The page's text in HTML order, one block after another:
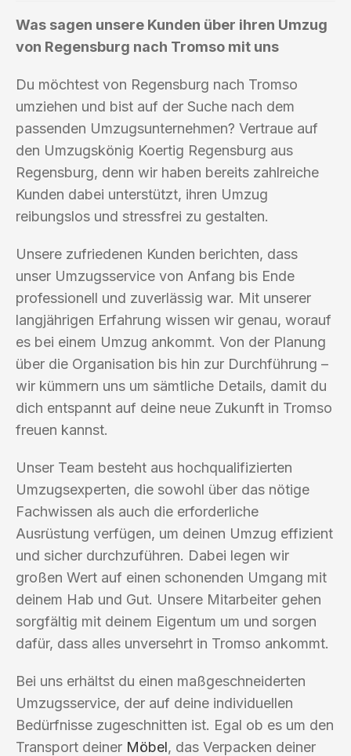
Was sagen unsere Kunden über ihren Umzug
von Regensburg nach Tromso mit uns
Du möchtest von Regensburg nach Tromso
umziehen und bist auf der Suche nach dem
passenden Umzugsunternehmen? Vertraue auf
den Umzugskönig Koertig Regensburg aus
Regensburg, denn wir haben bereits zahlreiche
Kunden dabei unterstützt, ihren Umzug
reibungslos und stressfrei zu gestalten.
Unsere zufriedenen Kunden berichten, dass
unser Umzugsservice von Anfang bis Ende
professionell und zuverlässig war. Mit unserer
langjährigen Erfahrung wissen wir genau, worauf
es bei einem Umzug ankommt. Von der Planung
über die Organisation bis hin zur Durchführung –
wir kümmern uns um sämtliche Details, damit du
dich entspannt auf deine neue Zukunft in Tromso
freuen kannst.
Unser Team besteht aus hochqualifizierten
Umzugsexperten, die sowohl über das nötige
Fachwissen als auch die erforderliche
Ausrüstung verfügen, um deinen Umzug effizient
und sicher durchzuführen. Dabei legen wir
großen Wert auf einen schonenden Umgang mit
deinem Hab und Gut. Unsere Mitarbeiter gehen
sorgfältig mit deinem Eigentum um und sorgen
dafür, dass alles unversehrt in Tromso ankommt.
Bei uns erhältst du einen maßgeschneiderten
Umzugsservice, der auf deine individuellen
Bedürfnisse zugeschnitten ist. Egal ob es um den
Transport deiner Möbel, das Verpacken deiner